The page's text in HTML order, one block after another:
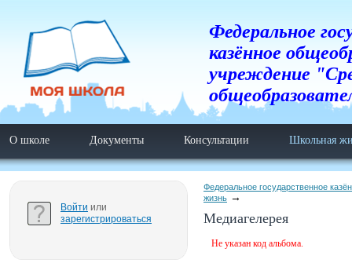
Федеральное
казённое
учреждение
О школе Документы Консультации Школьная
Войти или
зарегистрироваться
Федеральное государственное
жизнь
Медиагелерея
Не указан код альбома.